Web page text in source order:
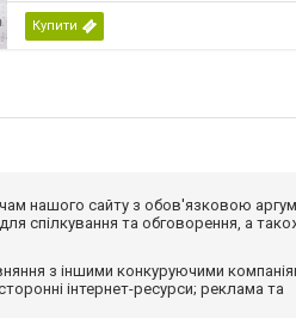
Купити
нашого сайту з обов'язковою
спілкування та обговорення, а
з іншими конкуруючими
інтернет-ресурси; реклама та